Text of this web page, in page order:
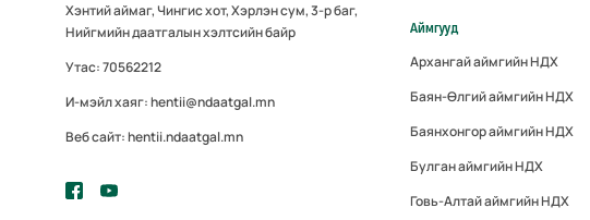
Хэнтий аймаг, Чингис хот, Хэрлэн сум, 3-р баг,
Нийгмийн даатгалын хэлтсийн байр
Утас: 70562212
И-мэйл хаяг: hentii@ndaatgal.mn
Веб сайт: hentii.ndaatgal.mn
Аймгууд
Архангай аймгийн НДХ
Баян-Өлгий аймгийн НДХ
Баянхонгор аймгийн НДХ
Булган аймгийн НДХ
Говь-Алтай аймгийн НДХ